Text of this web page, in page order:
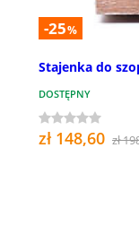
-25%
Stajenka do
DOSTĘPNY
zł 148,60 zł